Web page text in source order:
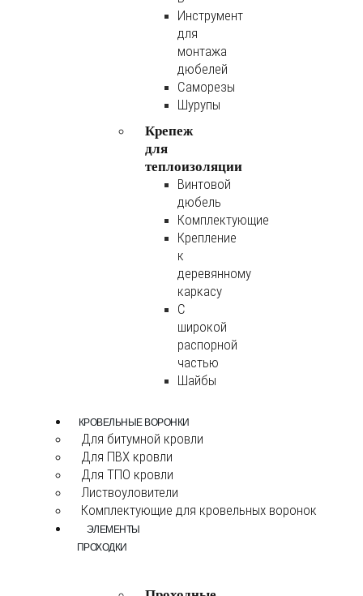
Инструмент
для
монтажа
дюбелей
Саморезы
Шурупы
Крепеж
для
теплоизоляции
Винтовой
дюбель
Комплектующие
Крепление
к
деревянному
каркасу
С
широкой
распорной
частью
Шайбы
КРОВЕЛЬНЫЕ ВОРОНКИ
Для битумной кровли
Для ПВХ кровли
Для ТПО кровли
Листвоуловители
Комплектующие для кровельных воронок
ЭЛЕМЕНТЫ
ПРОХОДКИ